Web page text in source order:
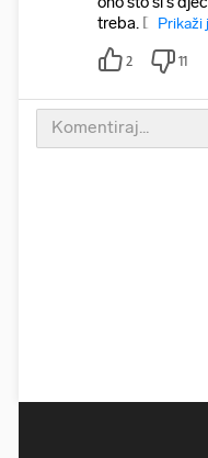
treba. D Prikaži
2 11